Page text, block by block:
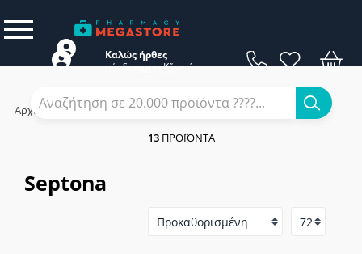
Καλώς ήρθες
Κάνε
σύνδεση ή
εγγραφή
Αρχική / Εταιρίες
Septona
13ΠΡΟΪΌΝΤΑ
Septona